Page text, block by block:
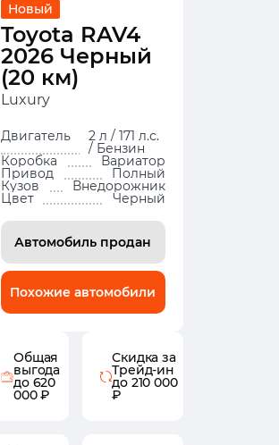
Новый
Toyota RAV4
2026 Черный
(20 км)
Luxury
Двигатель 2 л / 171 л.с.
/ Бензин
Коробка Вариатор
Привод Полный
Кузов Внедорожник
Цвет Черный
Автомобиль продан
Похожие автомобили
Общая
выгода
до 620
000 ₽
Скидка за
Трейд-ин
до 210 000
₽